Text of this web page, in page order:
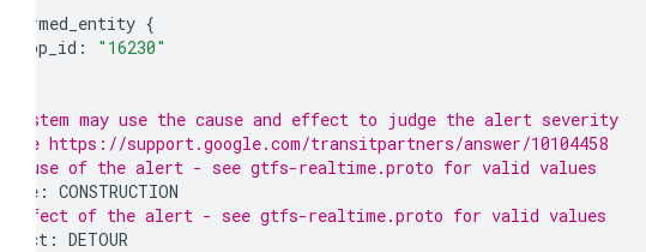
informed_entity {
stop_id :
"16230"
# system may use the cause and effect to judge the alert severity
# see https://support.google.com/transitpartners/answer/10104458
# cause of the alert - see gtfs-realtime.proto for valid values
cause : CONSTRUCTION
# effect of the alert - see gtfs-realtime.proto for valid values
effect : DETOUR